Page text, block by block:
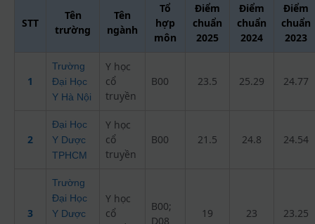
STT
Tên
trường
Tên
ngành
Tổ
hợp
môn
Điểm
chuẩn
2025
Điểm
chuẩn
2024
Điểm
chuẩn
2023
1
Trường
Đại Học
Y Hà Nội
Y học
cổ
truyền
B00 23.5 25.29 24.77
2
Đại Học
Y Dược
TPHCM
Y học
cổ
truyền
B00 21.5 24.8 24.54
3
Trường
Đại Học
Y Dược
Y học
cổ
B00;
D08
19 23 23.25